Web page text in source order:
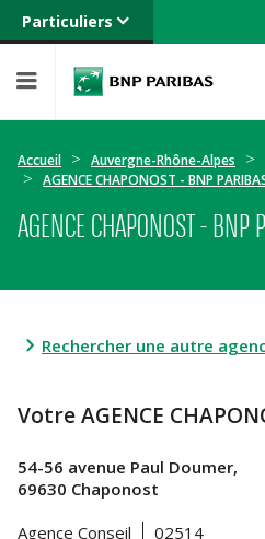
Particuliers
Banque privée
Entreprises
Accueil Auvergne-Rhône-Alpes
AGENCE CHAPONOST - BNP
AGENCE CHAPONOST - BNP
Rechercher une autre
Votre AGENCE
54-56 avenue Paul Doumer,
69630 Chaponost
Agence Conseil
02514